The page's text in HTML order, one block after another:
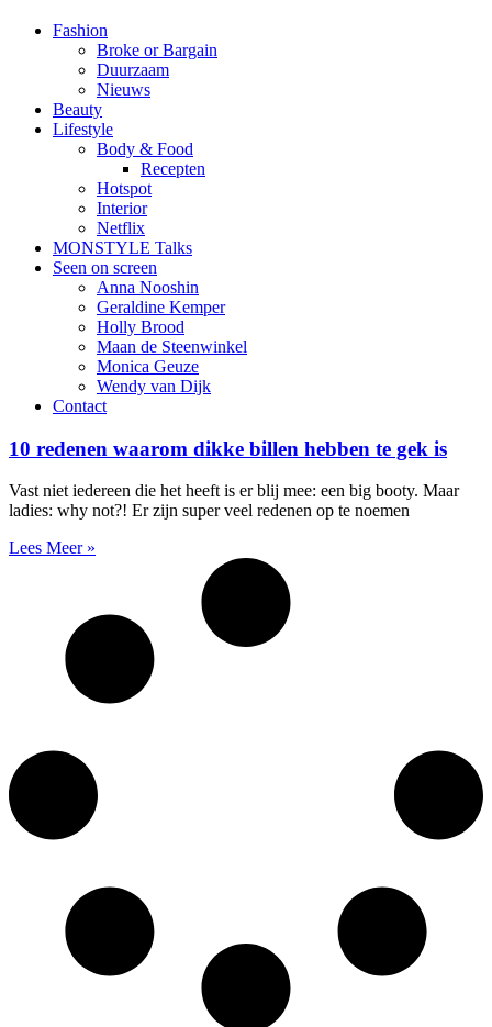
Fashion
Broke or Bargain
Duurzaam
Nieuws
Beauty
Lifestyle
Body & Food
Recepten
Hotspot
Interior
Netflix
MONSTYLE Talks
Seen on screen
Anna Nooshin
Geraldine Kemper
Holly Brood
Maan de Steenwinkel
Monica Geuze
Wendy van Dijk
Contact
10 redenen waarom dikke billen hebben te gek is
Vast niet iedereen die het heeft is er blij mee: een big booty. Maar
ladies: why not?! Er zijn super veel redenen op te noemen
Lees Meer »